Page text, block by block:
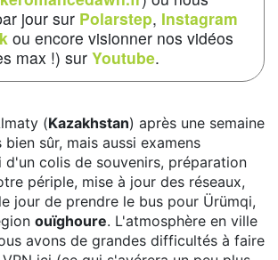
jour sur Polarstep, Instagram
ou encore visionner nos vidéos
max !) surYoutube.
(Kazakhstan) après une semaine
sûr, mais aussi examens
d'un colis de souvenirs, préparation
périple, mise à jour des réseaux,
jour de prendre le bus pour Ürümqi,
ouïghoure. L'atmosphère en ville
avons de grandes difficultés à faire